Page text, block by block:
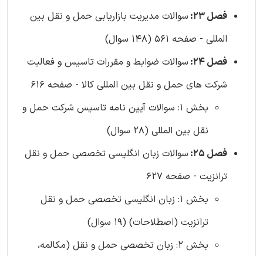
فصل 23:
سوالات مدیریت بازاریابی حمل و نقل بین
المللی - صفحه 561 (148 سوال)
فصل 24:
سوالات ضوابط و مقررات تاسیس و فعالیت
شرکت های حمل و نقل بین المللی کالا - صفحه 616
بخش 1: سوالات آیین نامه تاسیس شرکت حمل و
نقل بین المللی (28 سوال)
فصل 25:
سوالات زبان انگلیسی تخصصی حمل و نقل
ترانزیت - صفحه 627
بخش 1: زبان انگلیسی تخصصی حمل و نقل
ترانزیت (اصطلاحات) (19 سوال)
بخش 2: زبان تخصصی حمل و نقل (مکالمه،